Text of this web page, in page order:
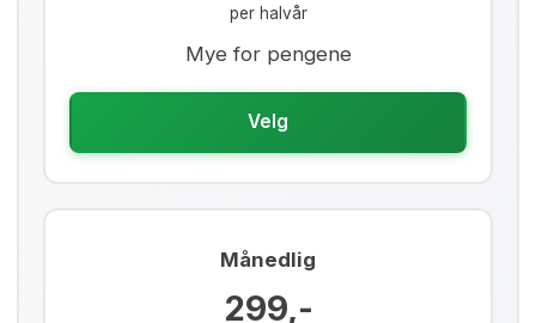
per halvår
Mye for pengene
Velg
Månedlig
299,-